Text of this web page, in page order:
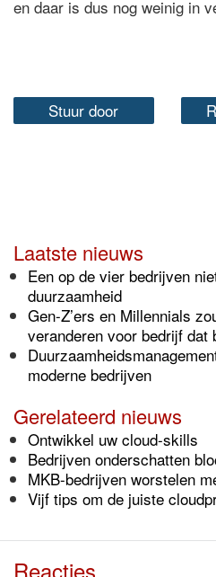
en daar is dus nog weinig in
Stuur door
Laatste nieuws
Een op de vier bedrijven
duurzaamheid
Gen-Z’ers en Millennials
veranderen voor bedrijf dat
moderne bedrijven
Gerelateerd nieuws
Ontwikkel uw cloud-skills
Bedrijven onderschatten
MKB-bedrijven worstelen
Vijf tips om de juiste
Reacties